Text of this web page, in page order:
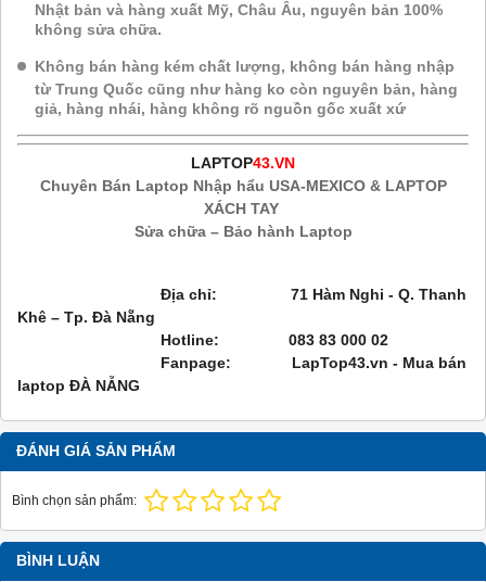
Nhật bản và hàng xuất Mỹ, Châu Âu, nguyên bản 100%
không sửa chữa.
Không bán hàng kém chất lượng, không bán hàng nhập
từ Trung Quốc cũng như hàng ko còn nguyên bản, hàng
giả, hàng nhái, hàng không rõ nguồn gốc xuất xứ
LAPTOP43.VN
Chuyên Bán Laptop Nhập hẩu USA-MEXICO & LAPTOP
XÁCH TAY
Sửa chữa – Bảo hành Laptop
Địa chỉ: 71 Hàm Nghi - Q. Thanh
Khê – Tp. Đà Nẵng
Hotline: 083 83 000 02
Fanpage: LapTop43.vn - Mua bán
laptop ĐÀ NẴNG
ĐÁNH GIÁ SẢN PHẨM
Bình chọn sản phẩm:
BÌNH LUẬN